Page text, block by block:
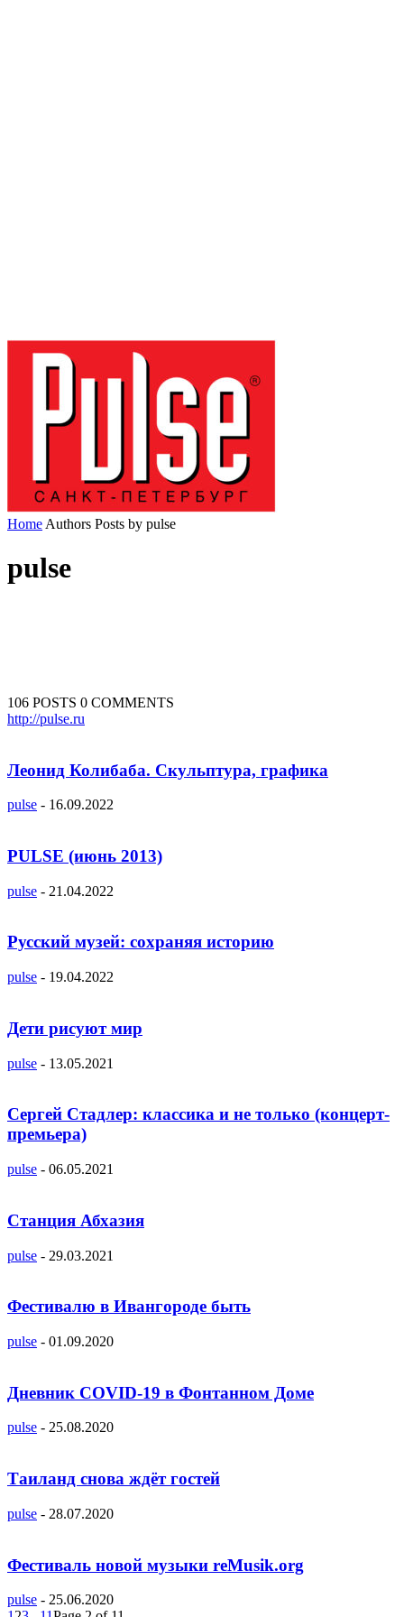
Home Authors Posts by pulse
pulse
106 POSTS 0 COMMENTS
http://pulse.ru
Леонид Колибаба. Скульптура, графика
pulse - 16.09.2022
PULSE (июнь 2013)
pulse - 21.04.2022
Русский музей: сохраняя историю
pulse - 19.04.2022
Дети рисуют мир
pulse - 13.05.2021
Сергей Стадлер: классика и не только (концерт-
премьера)
pulse - 06.05.2021
Станция Абхазия
pulse - 29.03.2021
Фестивалю в Ивангороде быть
pulse - 01.09.2020
Дневник COVID-19 в Фонтанном Доме
pulse - 25.08.2020
Таиланд снова ждёт гостей
pulse - 28.07.2020
Фестиваль новой музыки reMusik.org
pulse - 25.06.2020